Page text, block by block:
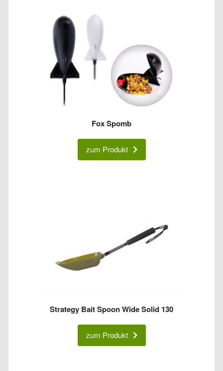
Fox Spomb
zum Produkt
Strategy Bait Spoon Wide Solid 130
zum Produkt